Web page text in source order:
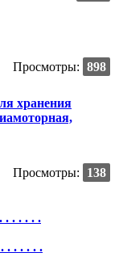
Просмотры: 898
хранения
Просмотры: 138
. . . . . .
. . . . . .